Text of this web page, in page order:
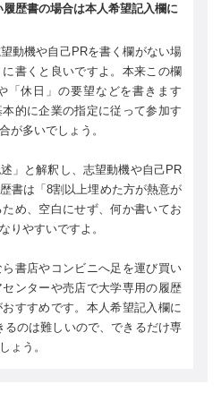
歴書の場合は本人希望記入欄に
動機や自己PRを書く欄がない場
書くと良いですよ。本来この欄
「休日」の要望などを書きます
的に企業の指定に従って参加す
が多いでしょう。
」と解釈し、志望動機や自己PR
書は「8割以上埋めた方が熱意が
め、空白にせず、何か書いてお
りやすいですよ。
書店やコンビニへ足を運び買い
ンターや売店で大学専用の履歴
すすめです。本人希望記入欄に
のは難しいので、できるだけ専
ょう。